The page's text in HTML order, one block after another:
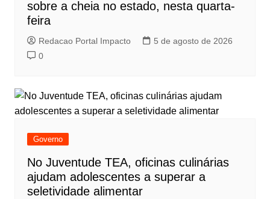
sobre a cheia no estado, nesta quarta-
feira
Redacao Portal Impacto
5 de agosto de 2026
0
Governo
No Juventude TEA, oficinas culinárias
ajudam adolescentes a superar a
seletividade alimentar